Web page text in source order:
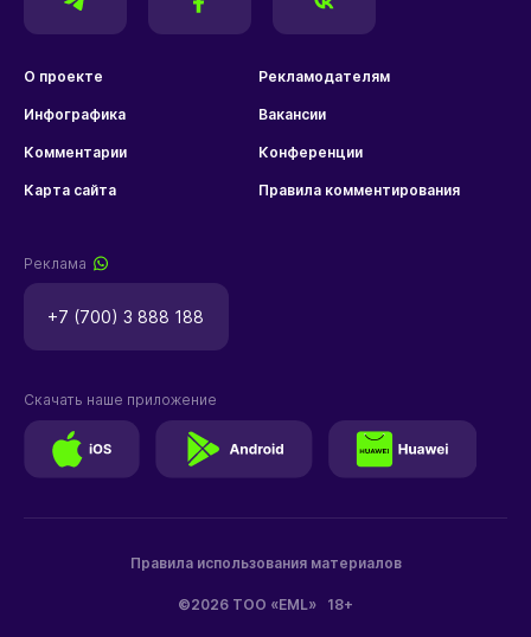
О проекте Рекламодателям
Инфографика Вакансии
Комментарии Конференции
Карта сайта Правила комментирования
Реклама
+7 (700) 3 888 188
©2026 ТОО «EML» 18+
Правила использования материалов
Скачать наше приложение